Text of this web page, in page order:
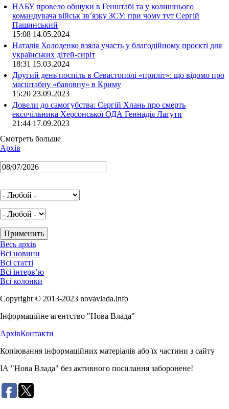
НАБУ провело обшуки в Генштабі та у колишнього
командувача військ зв’язку ЗСУ: при чому тут Сергій
Пашинський
15:08 14.05.2024
Наталія Холоденко взяла участь у благодійному проєкті для
українських дітей-сиріт
18:31 15.03.2024
Другий день поспіль в Севастополі «приліт»: що відомо про
масштабну «бавовну» в Криму
15:20 23.09.2023
Довели до самогубства: Сергій Хлань про смерть
ексочільника Херсонської ОДА Геннадія Лагути
21:44 17.09.2023
Смотреть больше
Архів
Весь архів
Всі новини
Всі статті
Всі інтерв’ю
Всі колонки
Copyright © 2013-2023 novavlada.info
Інформаційне агентство "Нова Влада"
АрхівКонтакти
Копіювання інформаційних матеріалів або їх частини з сайту
ІА "Нова Влада" без активного посилання заборонене!